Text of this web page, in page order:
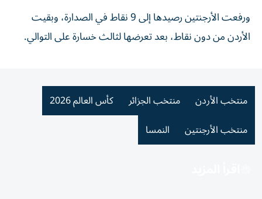
ورفعت الأرجنتين رصيدها إلى 9 نقاط في الصدارة، وبقيت
الأردن من دون نقاط، بعد تعرضها لثالث خسارة على التوالي.
منتخب الأردن منتخب الجزائر
كأس العالم 2026
منتخب الأرجنتين
النمسا